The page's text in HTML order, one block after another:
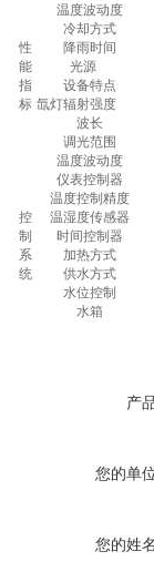
性
能
指
标
温度波动度
冷却方式
降雨时间
光源
设备特点
氙灯辐射强度
波长
调光范围
温度波动度
控
制
系
统
仪表控制器
温度控制精度
温湿度传感器
时间控制器
加热方式
供水方式
水位控制
水箱
产
您的单
您的姓